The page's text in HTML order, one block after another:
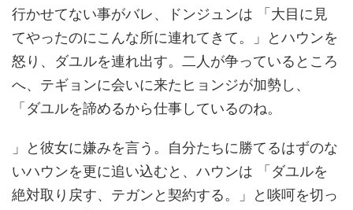
行かせてない事がバレ、ドンジュンは 「大目に見
てやったのにこんな所に連れてきて。」とハウンを
怒り、ダユルを連れ出す。二人が争っているところ
へ、テギョンに会いに来たヒョンジが加勢し、
「ダユルを諦めるから仕事しているのね。
」と彼女に嫌みを言う。自分たちに勝てるはずのな
いハウンを更に追い込むと、ハウンは 「ダユルを
絶対取り戻す、テガンと契約する。」と啖呵を切っ